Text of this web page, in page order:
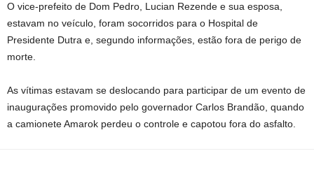
O vice-prefeito de Dom Pedro, Lucian Rezende e sua esposa,
estavam no veículo, foram socorridos para o Hospital de
Presidente Dutra e, segundo informações, estão fora de perigo de
morte.
As vítimas estavam se deslocando para participar de um evento de
inaugurações promovido pelo governador Carlos Brandão, quando
a camionete Amarok perdeu o controle e capotou fora do asfalto.